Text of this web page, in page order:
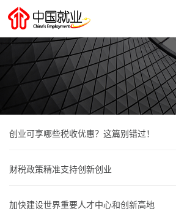
创业可享哪些税收优惠？这篇别错过！
财税政策精准支持创新创业
加快建设世界重要人才中心和创新高地